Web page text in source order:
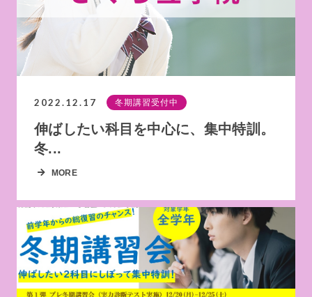
2022.12.17 冬期講習受付中
伸ばしたい科目を中心に、集中特訓。
冬...
MORE